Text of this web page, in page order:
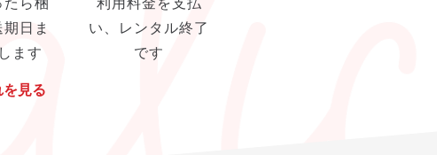
日ま
ます
見る
い、レンタル終了
です